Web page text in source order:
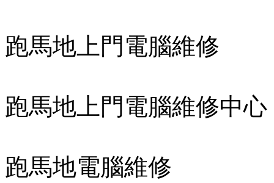
跑馬地上門電腦維修
跑馬地上門電腦維修中心
跑馬地電腦維修